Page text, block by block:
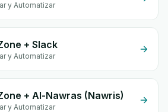
y Automatizar
+ Slack
y Automatizar
+ Al-Nawras (Nawris)
y Automatizar